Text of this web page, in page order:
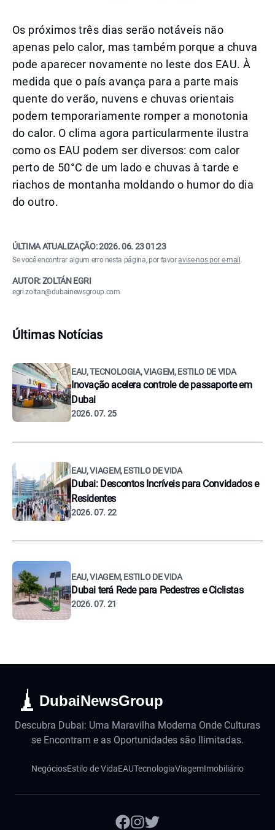
Os próximos três dias serão notáveis não
apenas pelo calor, mas também porque a chuva
pode aparecer novamente no leste dos EAU. À
medida que o país avança para a parte mais
quente do verão, nuvens e chuvas orientais
podem temporariamente romper a monotonia
do calor. O clima agora particularmente ilustra
como os EAU podem ser diversos: com calor
perto de 50°C de um lado e chuvas à tarde e
riachos de montanha moldando o humor do dia
do outro.
ÚLTIMA ATUALIZAÇÃO:2026. 06. 23 01:23
Se você encontrar algum erro nesta página, por favoravise-nos por e-mail .
AUTOR: ZOLTÁN EGRI
egri.zoltan@dubainewsgroup.com
Últimas Notícias
EAU, TECNOLOGIA, VIAGEM, ESTILO DE VIDA
Inovação acelera controle de passaporte em
Dubai
2026. 07. 25
EAU, VIAGEM, ESTILO DE VIDA
Dubai: Descontos Incríveis para Convidados e
Residentes
2026. 07. 22
EAU, VIAGEM, ESTILO DE VIDA
Dubai terá Rede para Pedestres e Ciclistas
2026. 07. 21
DubaiNewsGroup
Descubra Dubai: Uma Maravilha Moderna Onde Culturas
se Encontram e as Oportunidades são Ilimitadas.
NegóciosEstilo de VidaEAUTecnologiaViagemImobiliário